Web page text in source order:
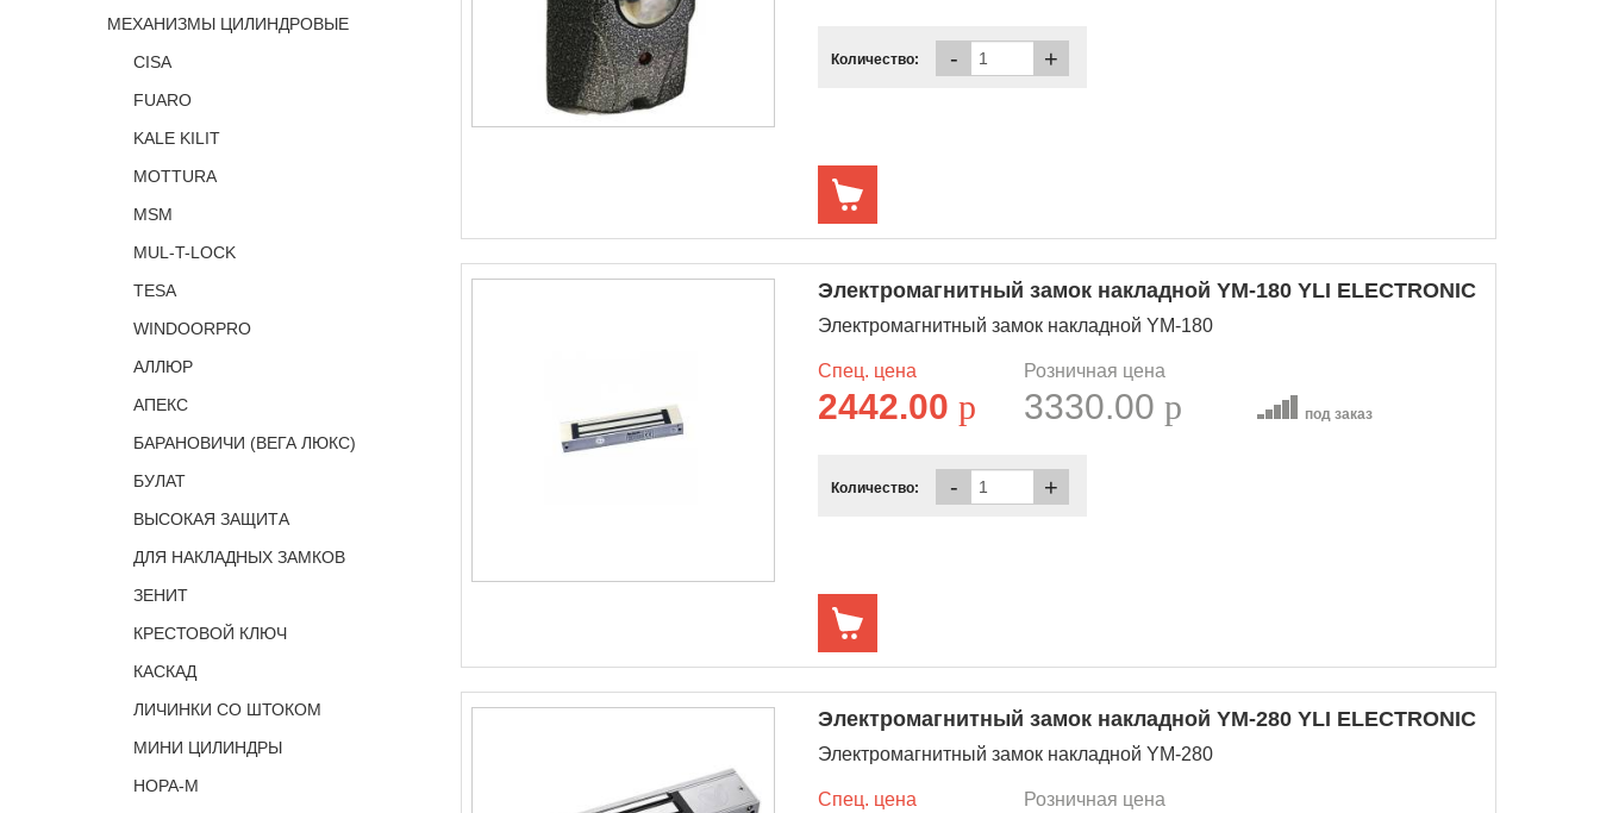
МЕХАНИЗМЫ ЦИЛИНДРОВЫЕ
CISA
FUARO
KALE KILIT
MOTTURA
MSM
MUL-T-LOCK
TESA
WINDOORPRO
АЛЛЮР
АПЕКС
БАРАНОВИЧИ (ВЕГА ЛЮКС)
БУЛАТ
ВЫСОКАЯ ЗАЩИТА
ДЛЯ НАКЛАДНЫХ ЗАМКОВ
ЗЕНИТ
КРЕСТОВОЙ КЛЮЧ
КАСКАД
ЛИЧИНКИ СО ШТОКОМ
МИНИ ЦИЛИНДРЫ
НОРА-М
Количество: - +
Электромагнитный замок накладной YM-180 YLI ELECTRONIC
Электромагнитный замок накладной YM-180
Спец. цена
2442.00p
Розничная цена
3330.00p под заказ
Количество: - +
Электромагнитный замок накладной YM-280 YLI ELECTRONIC
Электромагнитный замок накладной YM-280
Спец. цена Розничная цена